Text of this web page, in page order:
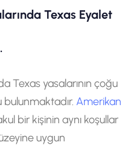
Texas Eyalet
Texas yasalarının çoğu
Amerikan
bir kişinin aynı koşullar
uygun